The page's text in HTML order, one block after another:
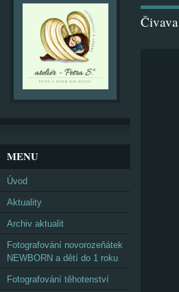
Čivava
MENU
Úvod
Aktuality
Archiv aktualit
Fotografování novorozeňátek
NEWBORN a dětí do 1 roku
Fotografování těhotenství